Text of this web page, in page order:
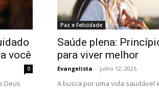
você
0
Deus
Paz e Felicidade
Saúde plena:
para viver melhor
Evangelista - julho 12, 2026
A busca por uma vida saudável